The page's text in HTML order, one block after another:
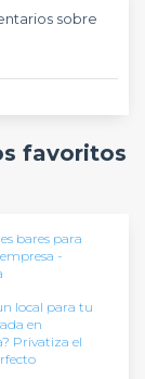
sobre
favoritos
bares para
-
local para tu
en
Privatiza el